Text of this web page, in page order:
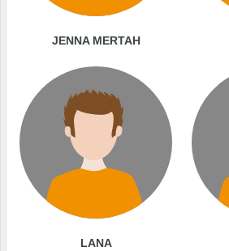
JENNA MERTAH
LANA